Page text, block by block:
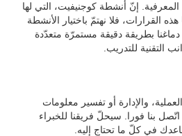
إنّ أنشطة كوجنيفيت، التي لها
القرارات، فلا نهتمّ باختيار الأنشطة
دماغنا بطريقة دقيقة مستمرّة متعدّدة
التقنية للتدريب.
والإدارة أو تفسير معلومات
بنا فورا. سيحلّ فريقنا للخبراء
في كلّ ما تحتاج إليه.